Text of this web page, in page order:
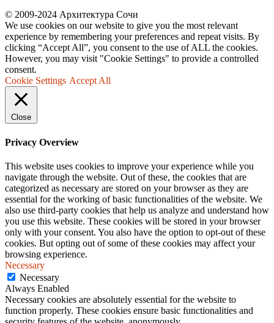
© 2009-2024 Архитектура Сочи
We use cookies on our website to give you the most relevant
experience by remembering your preferences and repeat visits. By
clicking “Accept All”, you consent to the use of ALL the cookies.
However, you may visit "Cookie Settings" to provide a controlled
consent.
Cookie Settings Accept All
Close
Privacy Overview
This website uses cookies to improve your experience while you
navigate through the website. Out of these, the cookies that are
categorized as necessary are stored on your browser as they are
essential for the working of basic functionalities of the website. We
also use third-party cookies that help us analyze and understand how
you use this website. These cookies will be stored in your browser
only with your consent. You also have the option to opt-out of these
cookies. But opting out of some of these cookies may affect your
browsing experience.
Necessary
Necessary
Always Enabled
Necessary cookies are absolutely essential for the website to
function properly. These cookies ensure basic functionalities and